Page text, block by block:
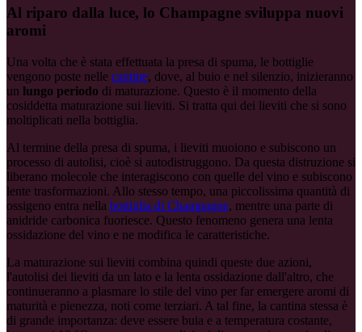
Al riparo dalla luce, lo Champagne sviluppa nuovi
aromi
Una volta che è stata effettuata la presa di spuma, le bottiglie
vengono poste nelle cantine, dove, al buio e nel silenzio, inizieranno
un lungo periodo di maturazione. Questo è il momento della
cosiddetta maturazione sui lieviti. Si tratta qui dei lieviti che si sono
moltiplicati nella bottiglia.
Al termine della presa di spuma, i lieviti muoiono e subiscono un
processo di autolisi, cioè si autodistruggono. Da questa distruzione si
liberano molecole che interagiscono con quelle del vino e subiscono
lente trasformazioni. Allo stesso tempo, una piccolissima quantità di
ossigeno entra nella bottiglia di Champagne, mentre una parte di
anidride carbonica fuoriesce. Questo fenomeno genera una lenta
ossidazione del vino e ne modifica le caratteristiche.
La maturazione sui lieviti combina quindi queste due azioni,
l'autolisi dei lieviti da un lato e la lenta ossidazione dall'altro, che
continueranno a plasmare lo stile del vino per far emergere aromi di
maturità e pienezza, noti come terziari. A tal fine, la cantina stessa è
di grande importanza: deve essere buia e a temperatura costante,